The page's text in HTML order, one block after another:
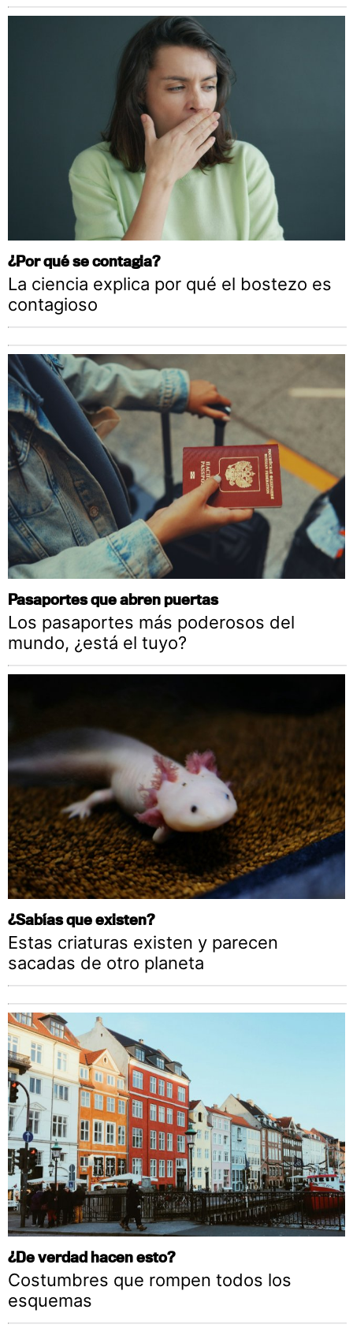
¿Por qué se contagia?
La ciencia explica por qué el bostezo es
contagioso
Pasaportes que abren puertas
Los pasaportes más poderosos del
mundo, ¿está el tuyo?
¿Sabías que existen?
Estas criaturas existen y parecen
sacadas de otro planeta
¿De verdad hacen esto?
Costumbres que rompen todos los
esquemas